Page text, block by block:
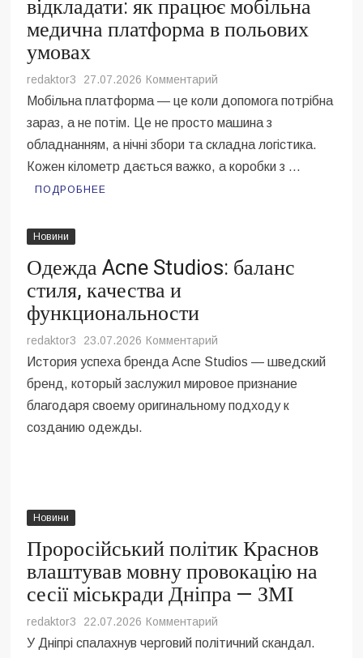
відкладати: як працює мобільна
медична платформа в польових
умовах
redaktor3 27.07.2026 Комментарий
можна
відкладати:
платформа
Мобільна платформа — це коли допомога потрібна
зараз, а не потім. Це не просто машина з
обладнанням, а нічні збори та складна логістика.
Кожен кілометр дається важко, а коробки з …
ПОДРОБНЕЕ
Новини
Одежда Acne Studios: баланс
стиля, качества и
функциональности
redaktor3 23.07.2026 Комментарий
Одежда
Studios:
баланс
История успеха бренда Acne Studios — шведский
бренд, который заслужил мировое признание
благодаря своему оригинальному подходу к
созданию одежды.
Новини
Проросійський політик Краснов
влаштував мовну провокацію на
сесії міськради Дніпра — ЗМІ
redaktor3 22.07.2026 Комментарий
Проросійський
У Дніпрі спалахнув черговий політичний скандал.